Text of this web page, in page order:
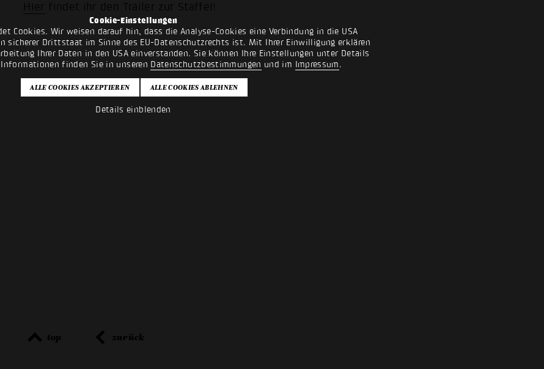
Cookie-Einstellungen
Cookies. Wir weisen darauf hin, dass die Analyse-Cookies eine Verbindung in die USA
sicherer Drittstaat im Sinne des EU-Datenschutzrechts ist. Mit Ihrer Einwilligung erklären
Ihrer Daten in den USA einverstanden. Sie können Ihre Einstellungen unter Details
finden Sie in unseren Datenschutzbestimmungen und im Impressum.
Details einblenden
Hier findet ihr den Trailer zur Staffel!
top zurück